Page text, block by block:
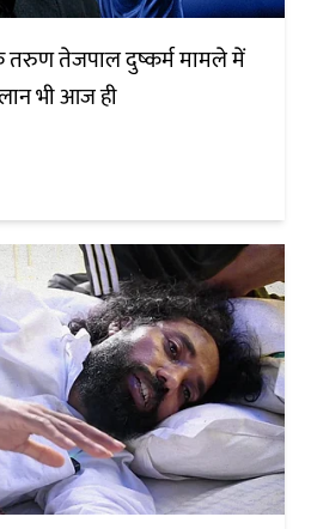
तरुण तेजपाल दुष्कर्म मामले में
भी आज ही